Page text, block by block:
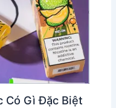
Có Gì Đặc Biệt